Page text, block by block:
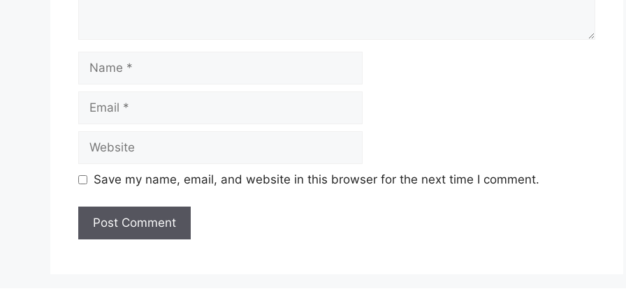
Name
Email
Website
Save my name, email, and website in this browser for the next time I comment.